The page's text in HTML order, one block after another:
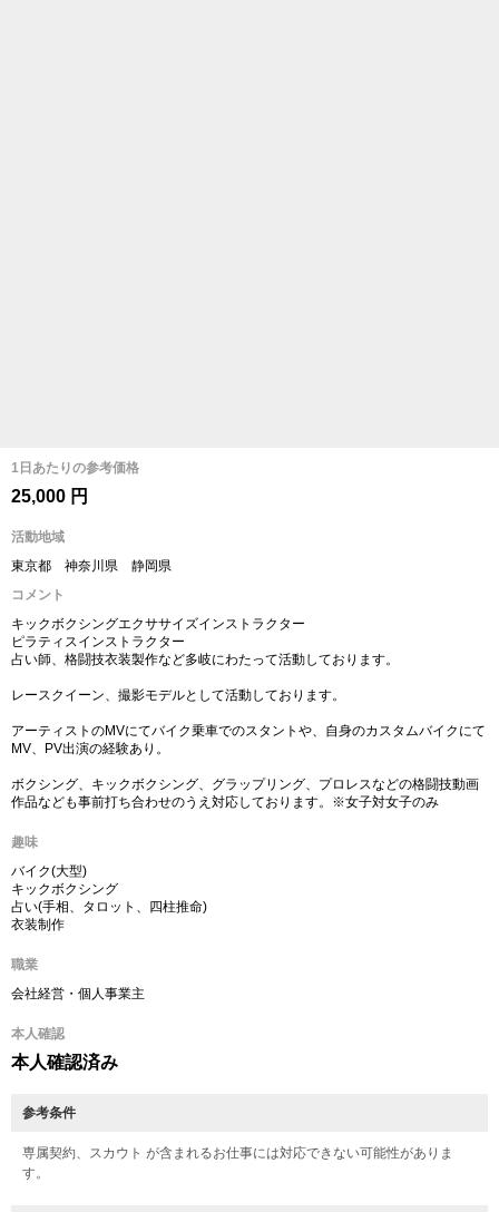
1日あたりの参考価格
25,000 円
活動地域
東京都 神奈川県 静岡県
コメント
キックボクシングエクササイズインストラクター
ピラティスインストラクター
占い師、格闘技衣装製作など多岐にわたって活動しております。
レースクイーン、撮影モデルとして活動しております。
アーティストのMVにてバイク乗車でのスタントや、自身のカスタムバイクにて
MV、PV出演の経験あり。
ボクシング、キックボクシング、グラップリング、プロレスなどの格闘技動画
作品なども事前打ち合わせのうえ対応しております。※女子対女子のみ
趣味
バイク(大型)
キックボクシング
占い(手相、タロット、四柱推命)
衣装制作
職業
会社経営・個人事業主
本人確認
本人確認済み
参考条件
専属契約、スカウト が含まれるお仕事には対応できない可能性がありま
す。